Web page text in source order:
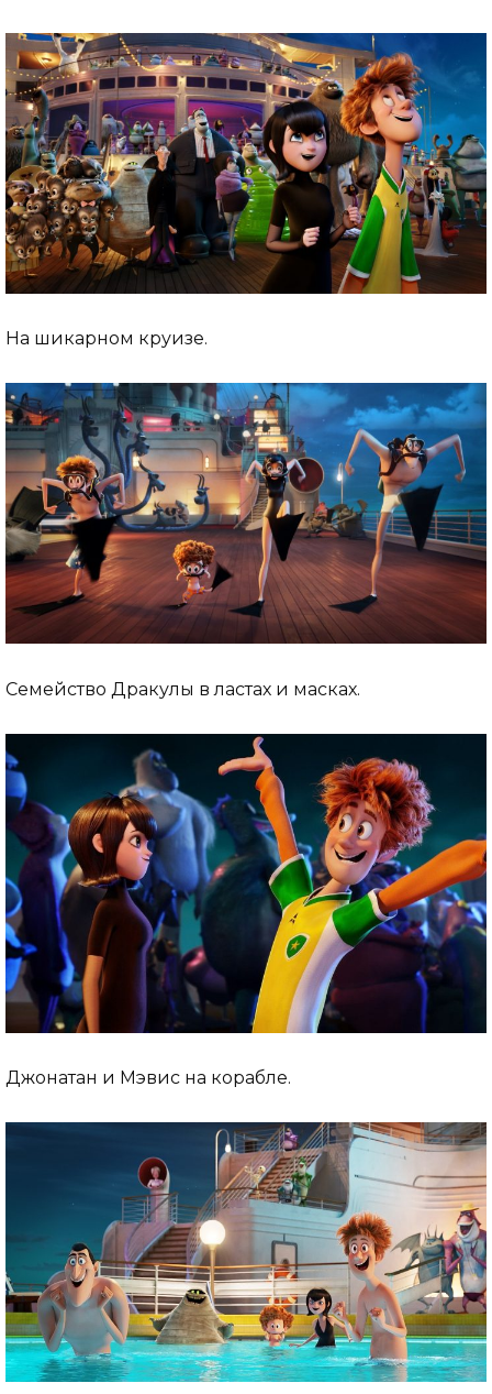
На шикарном круизе.
Семейство Дракулы в ластах и масках.
Джонатан и Мэвис на корабле.